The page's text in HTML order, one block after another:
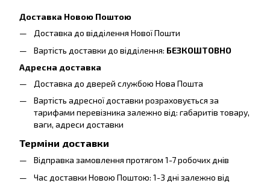
Доставка Новою Поштою
Доставка до відділення Нової Пошти
Вартість доставки до відділення: БЕЗКОШТОВНО
Адресна доставка
Доставка до дверей службою Нова Пошта
Вартість адресної доставки розраховується за
тарифами перевізника залежно від: габаритів товару,
ваги, адреси доставки
Терміни доставки
Відправка замовлення протягом 1-7 робочих днів
Час доставки Новою Поштою: 1-3 дні залежно від